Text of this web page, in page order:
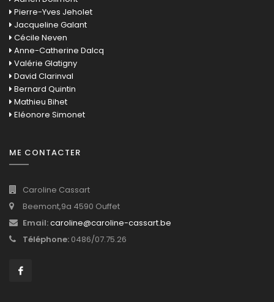
Pierre-Yves Jeholet
Jacqueline Galant
Cécile Neven
Anne-Catherine Dalcq
Valérie Glatigny
David Clarinval
Bernard Quintin
Mathieu Bihet
Eléonore Simonet
ME CONTACTER
Caroline Cassart
Beemont,9a 4590 Ouffet
Email:caroline@caroline-cassart.be
Téléphone: 0486/07.75.26